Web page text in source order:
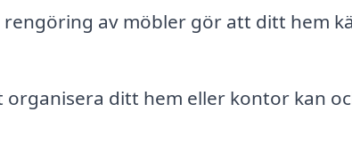
av möbler gör att ditt hem
organisera ditt hem eller kontor kan